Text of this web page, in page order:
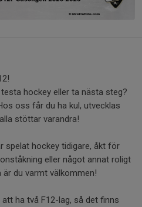
hockey eller ta nästa steg?
oss får du ha kul, utvecklas
stöttar varandra!
spelat hockey tidigare, åkt för
eller något annat roligt
är du varmt välkommen!
ha två F12-lag, så det finns